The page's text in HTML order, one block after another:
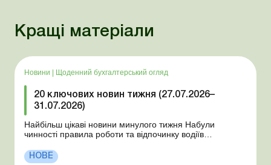
Кращі матеріали
Новини | Щоденний бухгалтерський огляд
20 ключових новин тижня (27.07.2026–
31.07.2026)
Найбільш цікаві новини минулого тижня Набули
чинності правила роботи та відпочинку водіїв
стан Для сільгосппідприємств і ФОП запроваджено нові
одноразові статистичні форми З 2 серпня змінюється
НОВЕ